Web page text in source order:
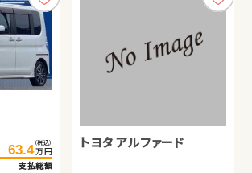
63.4（税込）
万円
支払総額
トヨタ アルファード
ラ 171.0 （税込）
万円
179.9
60.8（税込）
万円
支払総額
日産 セレナ
24.8（税込）
万円
支払総額
68.4 （税込）
万円
85.5